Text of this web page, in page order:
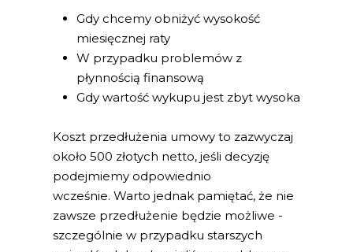
Gdy chcemy obniżyć wysokość
miesięcznej raty
W przypadku problemów z
płynnością finansową
Gdy wartość wykupu jest zbyt wysoka
Koszt przedłużenia umowy to zazwyczaj
około 500 złotych netto, jeśli decyzję
podejmiemy odpowiednio
wcześnie. Warto jednak pamiętać, że nie
zawsze przedłużenie będzie możliwe -
szczególnie w przypadku starszych